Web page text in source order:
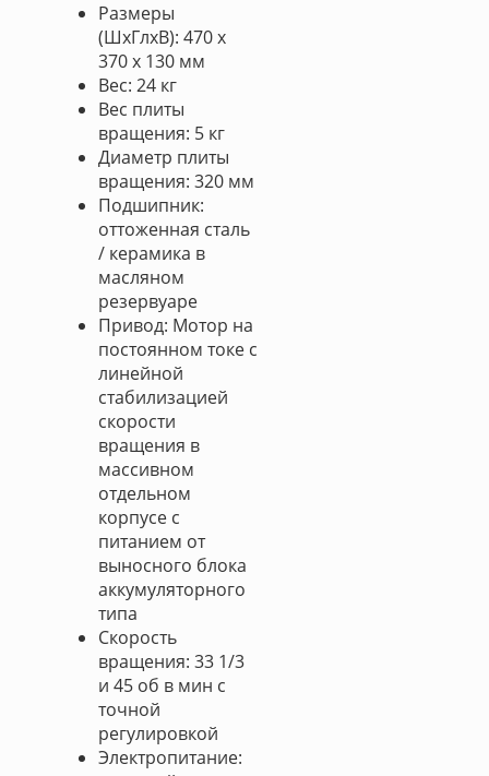
Размеры
(ШxГлxВ): 470 x
370 x 130 мм
Вес: 24 кг
Вес плиты
вращения: 5 кг
Диаметр плиты
вращения: 320 мм
Подшипник:
оттоженная сталь
/ керамика в
масляном
резервуаре
Привод: Мотор на
постоянном токе с
линейной
стабилизацией
скорости
вращения в
массивном
отдельном
корпусе с
питанием от
выносного блока
аккумуляторного
типа
Скорость
вращения: 33 1/3
и 45 об в мин с
точной
регулировкой
Электропитание: